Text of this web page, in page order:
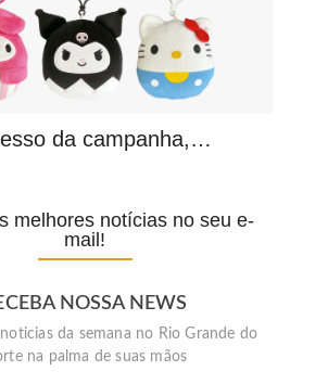
da campanha,…
melhores notícias no seu e-
mail!
NOSSA NEWS
da semana no Rio Grande do
na palma de suas mãos